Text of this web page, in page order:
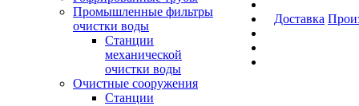
Промышленные фильтры
очистки воды
Станции
механической
очистки воды
Очистные сооружения
Станции
Доставка